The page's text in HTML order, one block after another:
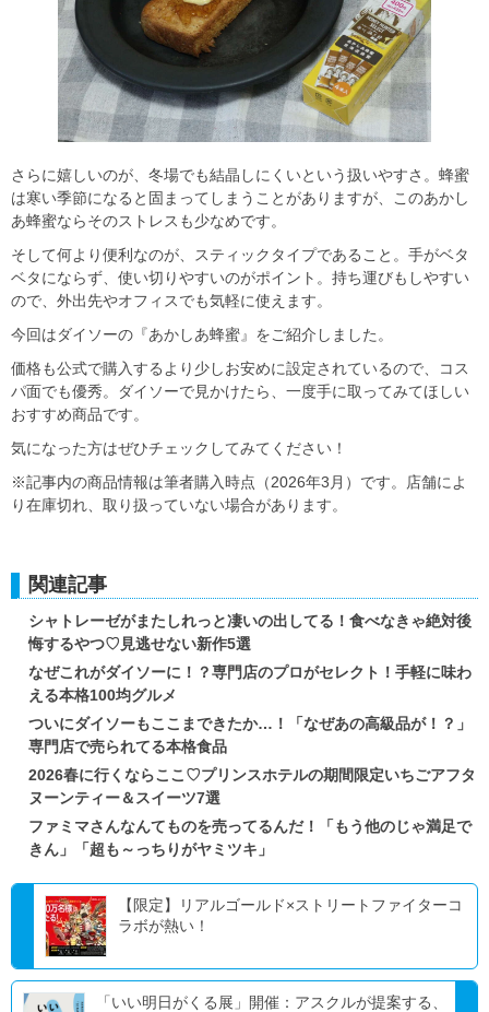
さらに嬉しいのが、冬場でも結晶しにくいという扱いやすさ。蜂蜜
は寒い季節になると固まってしまうことがありますが、このあかし
あ蜂蜜ならそのストレスも少なめです。
そして何より便利なのが、スティックタイプであること。手がベタ
ベタにならず、使い切りやすいのがポイント。持ち運びもしやすい
ので、外出先やオフィスでも気軽に使えます。
今回はダイソーの『あかしあ蜂蜜』をご紹介しました。
価格も公式で購入するより少しお安めに設定されているので、コス
パ面でも優秀。ダイソーで見かけたら、一度手に取ってみてほしい
おすすめ商品です。
気になった方はぜひチェックしてみてください！
※記事内の商品情報は筆者購入時点（2026年3月）です。店舗によ
り在庫切れ、取り扱っていない場合があります。
関連記事
シャトレーゼがまたしれっと凄いの出してる！食べなきゃ絶対後
悔するやつ♡見逃せない新作5選
なぜこれがダイソーに！？専門店のプロがセレクト！手軽に味わ
える本格100均グルメ
ついにダイソーもここまできたか…！「なぜあの高級品が！？」
専門店で売られてる本格食品
2026春に行くならここ♡プリンスホテルの期間限定いちごアフタ
ヌーンティー＆スイーツ7選
ファミマさんなんてものを売ってるんだ！「もう他のじゃ満足で
きん」「超も～っちりがヤミツキ」
【限定】リアルゴールド×ストリートファイターコ
ラボが熱い！
「いい明日がくる展」開催：アスクルが提案する、